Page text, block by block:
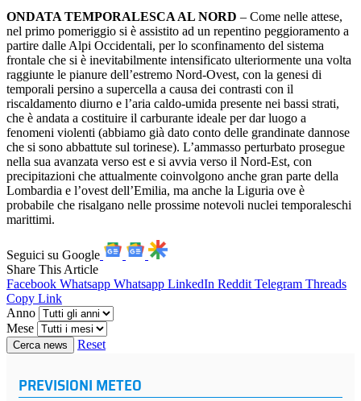
ONDATA TEMPORALESCA AL NORD – Come nelle attese,
nel primo pomeriggio si è assistito ad un repentino peggioramento a
partire dalle Alpi Occidentali, per lo sconfinamento del sistema
frontale che si è inevitabilmente intensificato ulteriormente una volta
raggiunte le pianure dell’estremo Nord-Ovest, con la genesi di
temporali persino a supercella a causa dei contrasti con il
riscaldamento diurno e l’aria caldo-umida presente nei bassi strati,
che è andata a costituire il carburante ideale per dar luogo a
fenomeni violenti (abbiamo già dato conto delle grandinate dannose
che si sono abbattute sul torinese). L’ammasso perturbato prosegue
nella sua avanzata verso est e si avvia verso il Nord-Est, con
precipitazioni che attualmente coinvolgono anche gran parte della
Lombardia e l’ovest dell’Emilia, ma anche la Liguria ove è
probabile che risalgano nelle prossime notevoli nuclei temporaleschi
marittimi.
Seguici su Google
Share This Article
Facebook Whatsapp Whatsapp LinkedIn Reddit Telegram Threads
Copy Link
Anno
Mese
Cerca news Reset